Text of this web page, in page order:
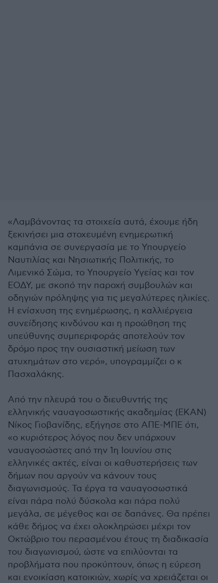
«Λαμβάνοντας τα στοιχεία αυτά, έχουμε ήδη
ξεκινήσει μια στοχευμένη ενημερωτική
καμπάνια σε συνεργασία με το Υπουργείο
Ναυτιλίας και Νησιωτικής Πολιτικής, το
Λιμενικό Σώμα, το Υπουργείο Υγείας και τον
ΕΟΔΥ, με σκοπό την παροχή συμβουλών και
οδηγιών πρόληψης για τις μεγαλύτερες ηλικίες.
Η ενίσχυση της ενημέρωσης, η καλλιέργεια
συνείδησης κινδύνου και η προώθηση της
υπεύθυνης συμπεριφοράς αποτελούν τον
δρόμο προς την ουσιαστική μείωση των
ατυχημάτων στο νερό», υπογραμμίζει ο κ
Πασχαλάκης.
Από την πλευρά του ο διευθυντής της
ελληνικής ναυαγοσωστικής ακαδημίας (ΕΚΑΝ)
Νίκος Γιοβανίδης, εξήγησε στο ΑΠΕ-ΜΠΕ ότι,
«ο κυριότερος λόγος που δεν υπάρχουν
ναυαγοσώστες από την 1η Ιουνίου στις
ελληνικές ακτές, είναι οι καθυστερήσεις των
δήμων που αργούν να κάνουν τους
διαγωνισμούς. Τα έργα τα ναυαγοσωστικά
είναι πάρα πολύ δύσκολα και πάρα πολύ
μεγάλα, σε μέγεθος και σε δαπάνες. Θα πρέπει
κάθε δήμος να έχει ολοκληρώσει μέχρι τον
Οκτώβριο του περασμένου έτους τη διαδικασία
του διαγωνισμού, ώστε να επιλύονται τα
προβλήματα που προκύπτουν, όπως η εύρεση
και ενοικίαση κατοικιών, χωρίς να χρειάζεται οι